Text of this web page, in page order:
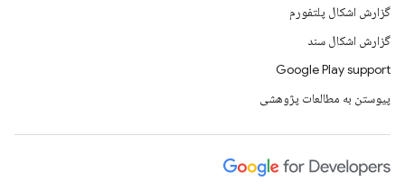
گزارش اشکال پلتفورم
گزارش اشکال سند
Google Play support
پیوستن به مطالعات پژوهشی